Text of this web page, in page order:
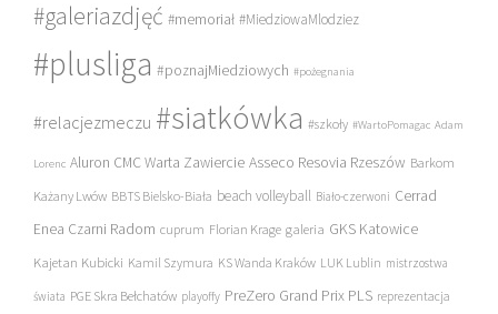
#galeriazdjęć #memoriał #MiedziowaMlodziez
#plusliga #poznajMiedziowych #pożegnania
#relacjezmeczu #siatkówka #szkoły #WartoPomagac Adam
Lorenc Aluron CMC Warta Zawiercie Asseco Resovia Rzeszów Barkom
Każany Lwów BBTS Bielsko-Biała beach volleyball Biało-czerwoni Cerrad
Enea Czarni Radom cuprum Florian Krage galeria GKS Katowice
Kajetan Kubicki Kamil Szymura KS Wanda Kraków LUK Lublin mistrzostwa
świata PGE Skra Bełchatów playoffy PreZero Grand Prix PLS reprezentacja